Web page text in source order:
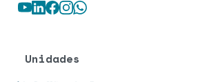
Youtube
LinkedIn
Facebook
Instagram
WhatsApp
Unidades